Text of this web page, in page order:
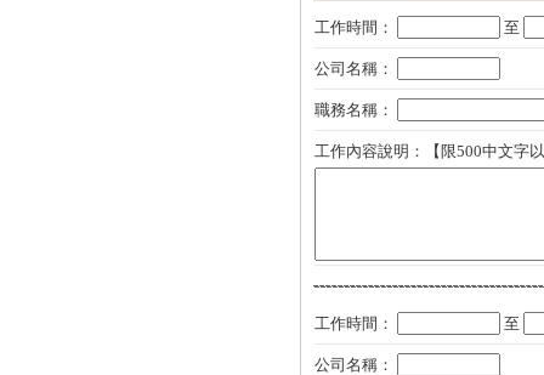
工作時間： 至
公司名稱：
職務名稱：
工作內容說明：【限500中文字
工作時間： 至
公司名稱：